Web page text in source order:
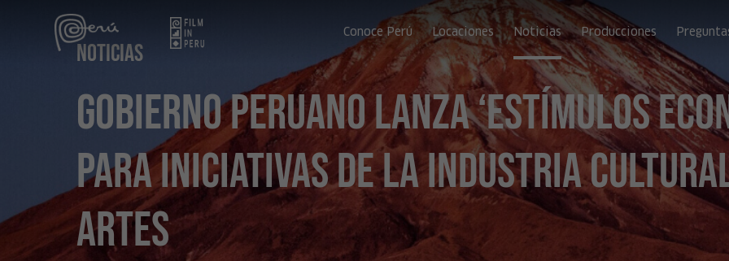
Conoce Perú Locaciones Noticias Producciones
Noticias
Gobierno peruano lanza ‘Estímulos
para iniciativas de la industria
artes